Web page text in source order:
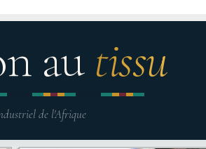
au tissu
de l'Afrique